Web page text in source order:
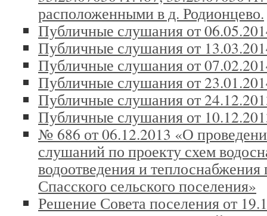
расположенными в д. Родионцево.
Публичные слушания от
Публичные слушания от
Публичные слушания от
Публичные слушания от
Публичные слушания от
Публичные слушания от
№ 686 от 06.12.2013 «О
слушаний по проекту схем
водоотведения и
Спасского сельского поселения»
Решение Совета поселения от